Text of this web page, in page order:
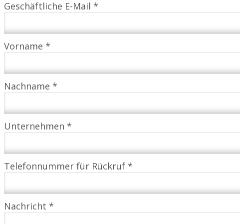
Geschäftliche E-Mail *
Vorname *
Nachname *
Unternehmen *
Telefonnummer für Rückruf *
Nachricht *